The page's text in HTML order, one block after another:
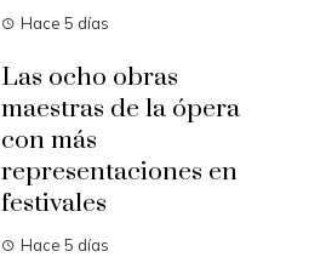
Hace 5 días
Las ocho obras
maestras de la ópera
con más
representaciones en
festivales
Hace 5 días